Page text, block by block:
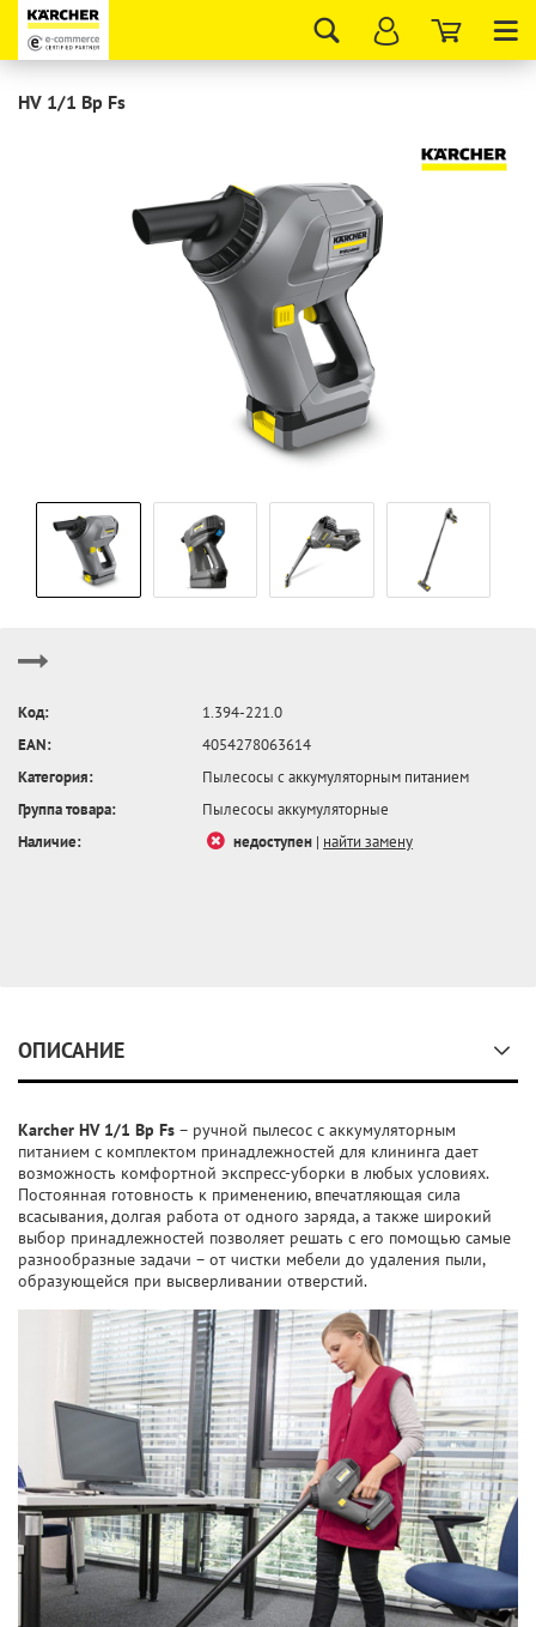
HV 1/1 Bp Fs
Код:
1.394-221.0
EAN:
4054278063614
Категория:
Пылесосы с аккумуляторным питанием
Группа товара:
Пылесосы аккумуляторные
Наличие:
недоступен | найти замену
ОПИСАНИЕ
Karcher HV 1/1 Bp Fs – ручной пылесос с аккумуляторным
питанием с комплектом принадлежностей для клининга дает
возможность комфортной экспресс-уборки в любых условиях.
Постоянная готовность к применению, впечатляющая сила
всасывания, долгая работа от одного заряда, а также широкий
выбор принадлежностей позволяет решать с его помощью самые
разнообразные задачи – от чистки мебели до удаления пыли,
образующейся при высверливании отверстий.